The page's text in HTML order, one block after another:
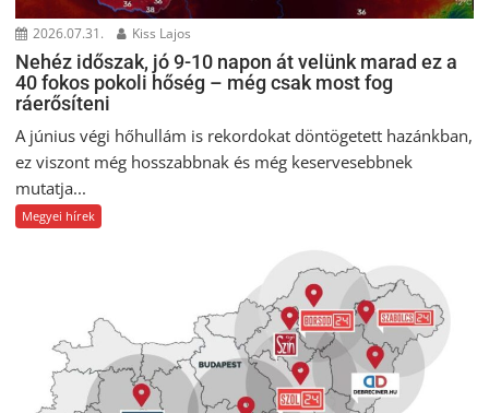
2026.07.31. Kiss Lajos
Nehéz időszak, jó 9-10 napon át velünk marad ez a
40 fokos pokoli hőség – még csak most fog
ráerősíteni
A június végi hőhullám is rekordokat döntögetett hazánkban,
ez viszont még hosszabbnak és még keservesebbnek
mutatja...
Megyei hírek